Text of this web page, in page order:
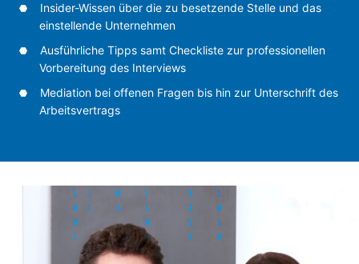
Insider-Wissen über die zu besetzende Stelle und das
einstellende Unternehmen
Ausführliche Tipps samt Checkliste zur professionellen
Vorbereitung des Interviews
Mediation bei offenen Fragen bis hin zur Unterschrift des
Arbeitsvertrags